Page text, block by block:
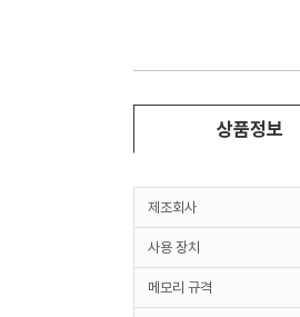
상품정보
제조회사
사용 장치
메모리 규격